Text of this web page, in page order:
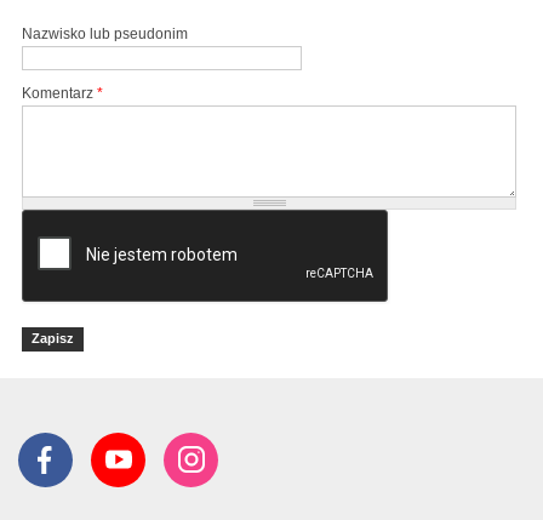
Nazwisko lub pseudonim
Komentarz *